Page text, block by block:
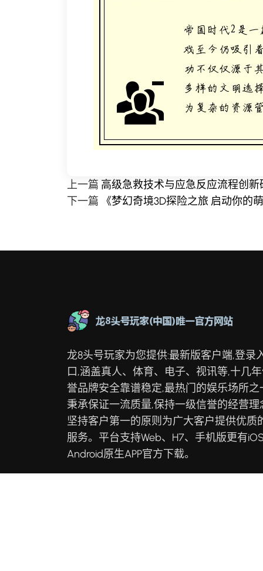
上一篇 高级急救技术与应急反应流程创
下一篇
《梦幻奇境3D探险之旅 启动你的
龙8头号玩家为您提供:最新版客户端,登录
口,涵盖真人、体育、电子、视讯等,十几
誉品牌安全靠谱稳定,最热门的娱乐场所之
秉承保证一流质量,保持一级信誉的经营理
坚持客户第一的原则为广大客户提供优质
服务。平台支持Web、H7、手机版更有
Android原生APP官方下载。